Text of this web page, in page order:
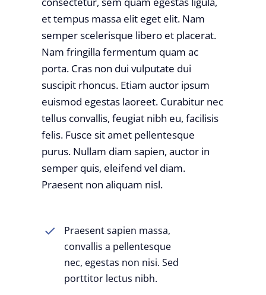
et tempus massa elit eget elit. Nam
semper scelerisque libero et placerat.
Nam fringilla fermentum quam ac
porta. Cras non dui vulputate dui
suscipit rhoncus. Etiam auctor ipsum
euismod egestas laoreet. Curabitur nec
tellus convallis, feugiat nibh eu, facilisis
felis. Fusce sit amet pellentesque
purus. Nullam diam sapien, auctor in
semper quis, eleifend vel diam.
Praesent non aliquam nisl.
Praesent sapien massa,
convallis a pellentesque
nec, egestas non nisi. Sed
porttitor lectus nibh.